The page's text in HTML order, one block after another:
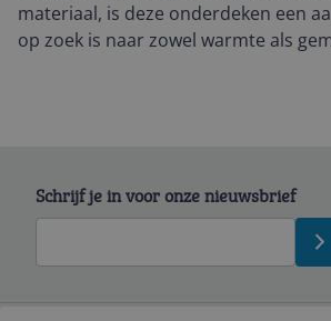
materiaal, is deze onderdeken een
op zoek is naar zowel warmte als
Schrijf je in voor onze nieuwsbrief